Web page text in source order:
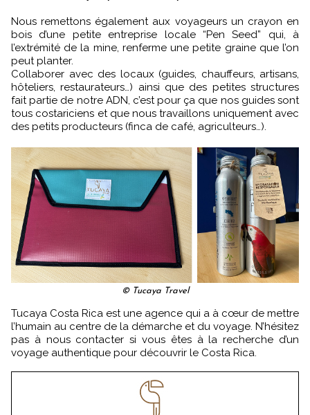
Nous remettons également aux voyageurs un crayon en
bois d’une petite entreprise locale “Pen Seed” qui, à
l’extrémité de la mine, renferme une petite graine que l’on
peut planter.
Collaborer avec des locaux (guides, chauffeurs, artisans,
hôteliers, restaurateurs…) ainsi que des petites structures
fait partie de notre ADN, c’est pour ça que nos guides sont
tous costariciens et que nous travaillons uniquement avec
des petits producteurs (finca de café, agriculteurs…).
© Tucaya Travel
Tucaya Costa Rica est une agence qui a à cœur de mettre
l’humain au centre de la démarche et du voyage. N’hésitez
pas à nous contacter si vous êtes à la recherche d’un
voyage authentique pour découvrir le Costa Rica.